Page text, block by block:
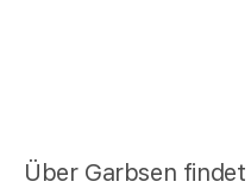
Über Garbsen